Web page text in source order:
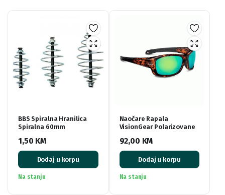
BBS Spiralna Hranilica
Spiralna 60mm
1,50 KM
Dodaj u korpu
Na stanju
Naočare Rapala
VisionGear Polarizovane
92,00 KM
Dodaj u korpu
Na stanju